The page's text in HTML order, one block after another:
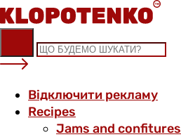
Skip
to
content
Відключити рекламу
Recipes
Jams and confitures